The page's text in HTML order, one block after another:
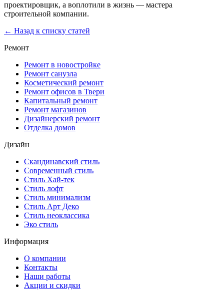
проектировщик, а воплотили в жизнь — мастера
строительной компании.
← Назад к списку статей
Ремонт
Ремонт в новостройке
Ремонт санузла
Косметический ремонт
Ремонт офисов в Твери
Капитальный ремонт
Ремонт магазинов
Дизайнерский ремонт
Отделка домов
Дизайн
Скандинавский стиль
Современный стиль
Стиль Хай-тек
Стиль лофт
Стиль минимализм
Стиль Арт Деко
Стиль неоклассика
Эко стиль
Информация
О компании
Контакты
Наши работы
Акции и скидки